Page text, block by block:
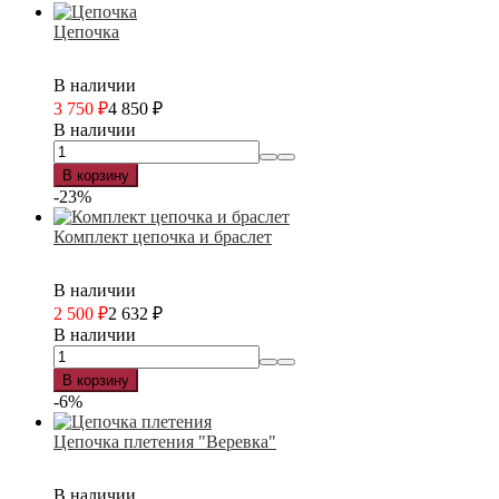
Цепочка
В наличии
3 750 ₽4 850 ₽
В наличии
В корзину
-23%
Комплект цепочка и браслет
В наличии
2 500 ₽2 632 ₽
В наличии
В корзину
-6%
Цепочка плетения "Веревка"
В наличии